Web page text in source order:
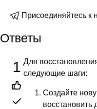
Присоединяйтесь к
Ответы
1 Для
следующие шаги:
Создайте
восстановить